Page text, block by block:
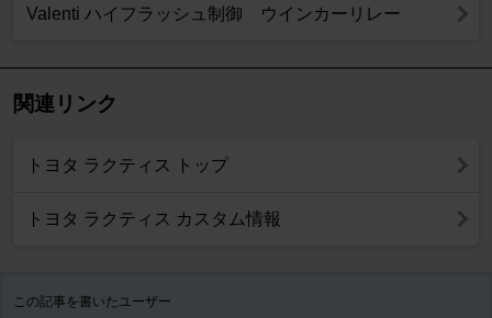
Valenti ハイフラッシュ制御 ウインカーリレー
関連リンク
トヨタ ラクティス トップ
トヨタ ラクティス カスタム情報
この記事を書いたユーザー